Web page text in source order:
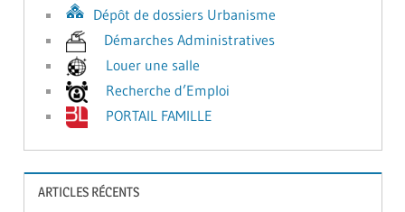
Dépôt de dossiers Urbanisme
Démarches Administratives
Louer une salle
Recherche d’Emploi
PORTAIL FAMILLE
ARTICLES RÉCENTS